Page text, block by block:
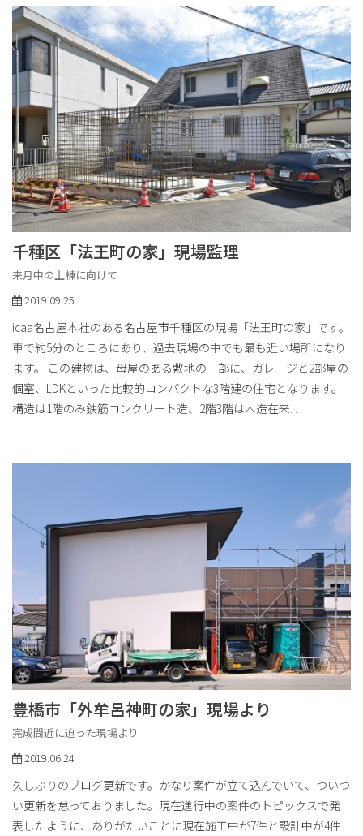
千種区「法王町の家」現場監理
来月中の上棟に向けて
2019.09.25
icaa名古屋本社のある名古屋市千種区の現場「法王町の家」です。
車で約5分のところにあり、過去現場の中でも最も近い場所になり
ます。 この建物は、母屋のある敷地の一部に、ガレージと2部屋の
個室、LDKといった比較的コンパクトな3階建の住宅となります。
構造は1階のみ鉄筋コンクリート造、2階3階は木造在来. . .
豊橋市「外牟呂神町の家」現場より
完成間近に迫った現場より
2019.06.24
久しぶりのブログ更新です。かなり案件が立て込んでいて、ついつ
い更新を怠っておりました。現在進行中の案件のトピックスで発
表したように、ありがたいことに現在施工中が7件と設計中が4件